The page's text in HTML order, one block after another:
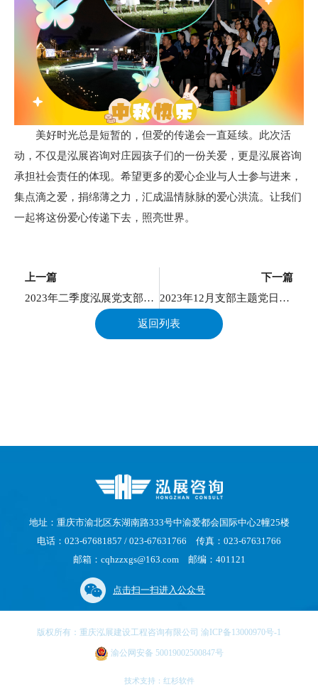
美好时光总是短暂的，但爱的传递会一直延续。此次活
动，不仅是泓展咨询对庄园孩子们的一份关爱，更是泓展咨询
承担社会责任的体现。希望更多的爱心企业与人士参与进来，
集点滴之爱，捐绵薄之力，汇成温情脉脉的爱心洪流。让我们
一起将这份爱心传递下去，照亮世界。
上一篇
2023年二季度泓展党支部主题教育及观影活动
下一篇
2023年12月支部主题党日活动
返回列表
地址：重庆市渝北区东湖南路333号中渝爱都会国际中心2幢25楼
电话：023-67681857 / 023-67631766 传真：023-67631766
邮箱：cqhzzxgs@163.com 邮编：401121
点击扫一扫进入公众号
版权所有：重庆泓展建设工程咨询有限公司 渝ICP备13000970号-1
渝公网安备 50019002500847号
技术支持： 红杉软件